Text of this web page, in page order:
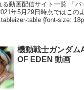
動画配信サイト一覧 「バ
年5月29日時点ではこの
table {font-size:
機動戦士ガンダム
OF EDEN 動画